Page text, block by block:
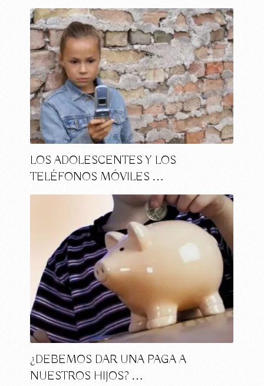
LOS ADOLESCENTES Y LOS
TELÉFONOS MÓVILES …
¿DEBEMOS DAR UNA PAGA A
NUESTROS HIJOS? …